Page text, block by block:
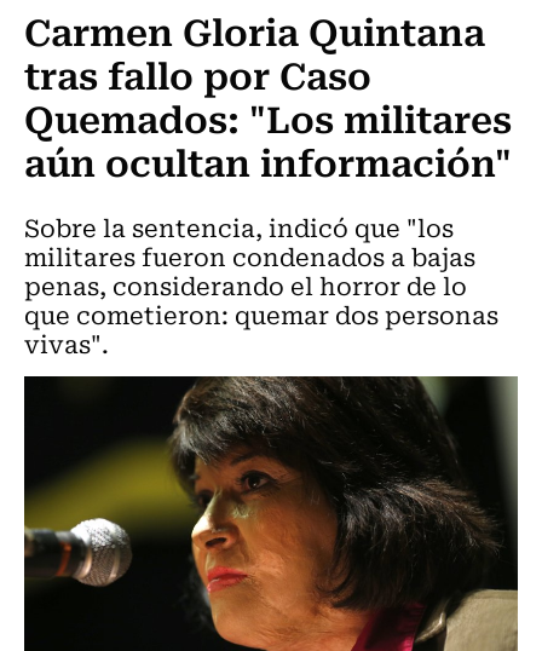
Carmen Gloria Quintana
tras fallo por Caso
Quemados: "Los militares
aún ocultan información"
Sobre la sentencia, indicó que "los
militares fueron condenados a bajas
penas, considerando el horror de lo
que cometieron: quemar dos personas
vivas".